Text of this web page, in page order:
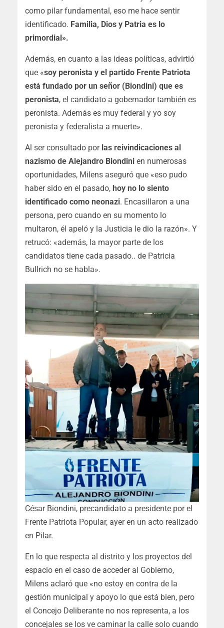
como pilar fundamental, eso me hace sentir
identificado. Familia, Dios y Patria es lo
primordial».
Además, en cuanto a las ideas políticas, advirtió
que «soy peronista y el partido Frente Patriota
está fundado por un señor (Biondini) que es
peronista, el candidato a gobernador también es
peronista. Además es muy federal y yo soy
peronista y federalista a muerte».
Al ser consultado por las reivindicaciones al
nazismo de Alejandro Biondini en numerosas
oportunidades, Milens aseguró que «eso pudo
haber sido en el pasado, hoy no lo siento
identificado como neonazi. Encasillaron a una
persona, pero cuando en su momento lo
multaron, él apeló y la Justicia le dio la razón». Y
retrucó: «además, la mayor parte de los
candidatos tiene cada pasado.. de Patricia
Bullrich no se habla».
César Biondini, precandidato a presidente por el
Frente Patriota Popular, ayer en un acto realizado
en Pilar.
En lo que respecta al distrito y los proyectos del
espacio en el caso de acceder al Gobierno,
Milens aclaró que «no estoy en contra de la
gestión municipal y apoyo lo que está bien, pero
el Concejo Deliberante no nos representa, a los
concejales se los ve caminar la calle solo cuando